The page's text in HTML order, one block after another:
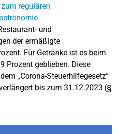
und
der ermäßigte
Für Getränke ist es beim
Prozent geblieben. Diese
„Corona-Steuerhilfegesetz“
bis zum 31.12.2023 (§